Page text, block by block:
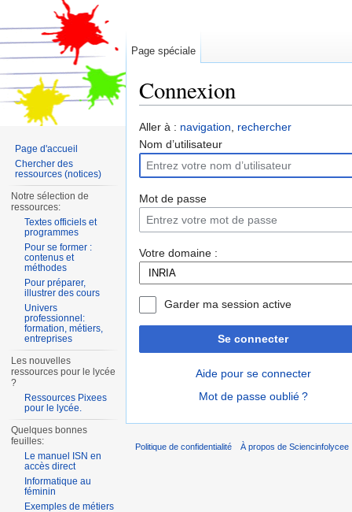
Connexion
Aller à : navigation, rechercher
Nom d’utilisateur
Mot de passe
Votre domaine :
Garder ma session active
Se connecter
Aide pour se connecter
Mot de passe oublié ?
Page spéciale
Page d'accueil
Chercher des
ressources (notices)
Notre sélection de
ressources:
Textes officiels et
programmes
Pour se former :
contenus et
méthodes
Pour préparer,
illustrer des cours
Univers
professionnel:
formation, métiers,
entreprises
Les nouvelles
ressources pour le lycée
?
Ressources Pixees
pour le lycée.
Quelques bonnes
feuilles:
Le manuel ISN en
accès direct
Informatique au
féminin
Exemples de métiers
Politique de confidentialité À propos de Sciencinfolycee